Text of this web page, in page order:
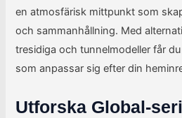
en atmosfärisk mittpunkt som
och sammanhållning. Med
tresidiga och tunnelmodeller får
som anpassar sig efter din
Utforska Global-